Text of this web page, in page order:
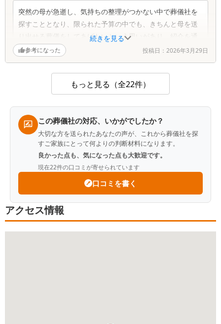
続きを見る
突然の母が急逝し、気持ちの整理がつかない中で葬儀社を
探すこととなり、限られた予算の中でも、きちんと母を送
り出せる葬儀をしてあげたいという思いがあり、紹介を通
じてハナセレモ様にお願いすることになりました。事前の
相談からとても親身に話を聞いてくださり、こちらの希望
や状況を踏まえた上で、無理のない範囲で予算内に収まる
形を一緒に考えてくださいました。おかげさまで、大きな
不安を抱えることなく、無事に葬儀を終えることができま
した。当日の対応や細やかな心遺い感謝します。
母の身支度や化粧もていねいで穏やかな表情の母に会えた
ことは家族にとって大きな救いでした。最初から最後まで
安心してお任せすることができ本当に感謝しています。大
変お世話になり、ありがとうございました。
参考になった 投稿日： 2026年3月29日
もっと見る（全22件）
この葬儀社の対応、いかがでしたか？
大切な方を送られたあなたの声が、これから葬儀社を探
すご家族にとって何よりの判断材料になります。
良かった点も、気になった点も大歓迎です。
現在22件の口コミが寄せられています
口コミを書く
アクセス情報